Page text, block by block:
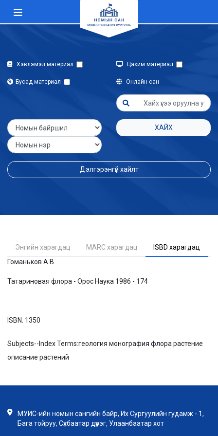
Хэвлэмэл материал Цахим материал
Бусад материал Онлайн сан
ХАЙХ
Дэлгэрэнгүй хайлт
Энгийн харагдац MARC харагдац
ISBD харагдац
Гоманьков А.В.
Татариновая флора - Орос Наука 1986 - 174
ISBN: 1350
Subjects--Index Terms:геология монография флора растение
описание растений
МУИС-ийн номын сангийн байр, Их Сургуулийн гудамж - 1,
Бага тойруу, Сүхбаатар дүүрэг, Улаанбаатар хот